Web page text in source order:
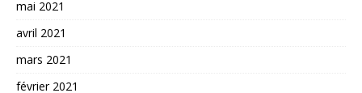
mai 2021
avril 2021
mars 2021
février 2021